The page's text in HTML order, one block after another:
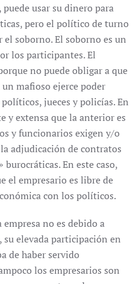
usar su dinero para
pero el político de turno
el soborno. El soborno es un
los participantes. El
no puede obligar a que
mafioso ejerce poder
jueces y policías. En
y extensa que la anterior es
y funcionarios exigen y/o
adjudicación de contratos
En este caso,
el empresario es libre de
con los políticos.
no es debido a
elevada participación en
de haber servido
los empresarios son